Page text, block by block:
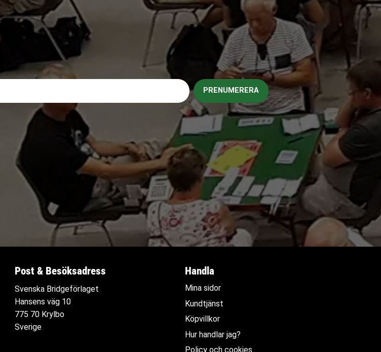
PRENUMERERA
Post & Besöksadress
Svenska Bridgeförlaget
Hansens väg 10
775 70 Krylbo
Sverige
Handla
Mina sidor
Kundtjänst
Köpvillkor
Hur handlar jag?
Policy och cookies